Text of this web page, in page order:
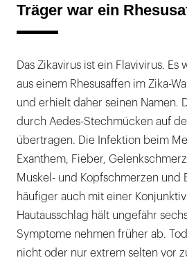
Träger war ein
Das Zikavirus ist ein Flavivirus. Es
aus einem Rhesusaffen im Zika-
und erhielt daher seinen Namen.
durch Aedes-Stechmücken auf
übertragen. Die Infektion beim
Exanthem, Fieber,
Muskel- und Kopfschmerzen und
häufiger auch mit einer
Hautausschlag hält ungefähr
Symptome nehmen früher ab.
nicht oder nur extrem selten vor